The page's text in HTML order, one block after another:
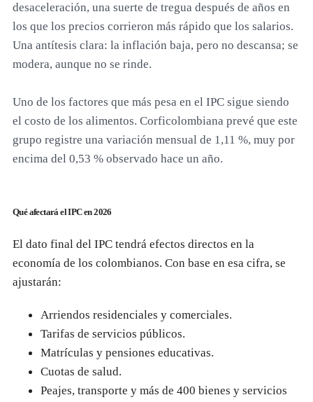
desaceleración, una suerte de tregua después de años en
los que los precios corrieron más rápido que los salarios.
Una antítesis clara: la inflación baja, pero no descansa; se
modera, aunque no se rinde.
Uno de los factores que más pesa en el IPC sigue siendo
el costo de los alimentos. Corficolombiana prevé que este
grupo registre una variación mensual de 1,11 %, muy por
encima del 0,53 % observado hace un año.
Qué afectará el IPC en 2026
El dato final del IPC tendrá efectos directos en la
economía de los colombianos. Con base en esa cifra, se
ajustarán:
Arriendos residenciales y comerciales.
Tarifas de servicios públicos.
Matrículas y pensiones educativas.
Cuotas de salud.
Peajes, transporte y más de 400 bienes y servicios